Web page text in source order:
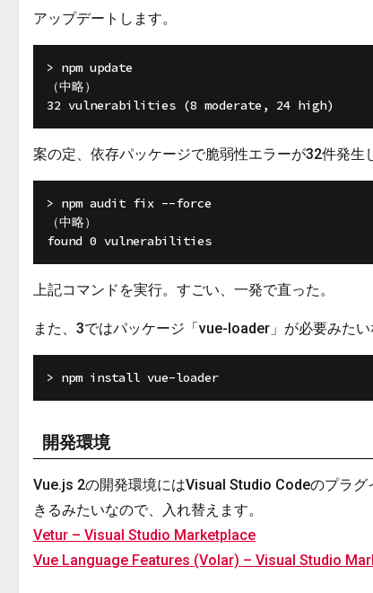
アップデートします。
> npm update
（中略）
案の定、依存パッケージで脆弱性エラーが32件発生
> npm audit fix --force
（中略）
上記コマンドを実行。すごい、一発で直った。
また、3ではパッケージ「vue-loader」が必要みた
開発環境
Vue.js 2の開発環境にはVisual Studio Codeのプラ
きるみたいなので、入れ替えます。
Vetur – Visual Studio Marketplace
Vue Language Features (Volar) – Visual Studio